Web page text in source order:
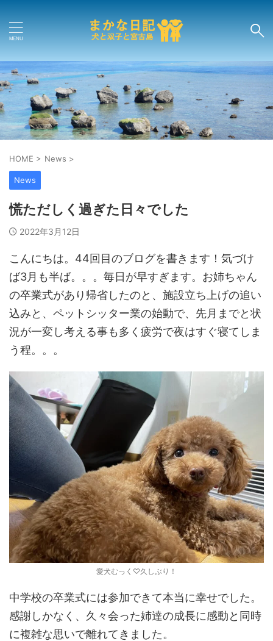
HOME > News >
News
慌ただしく過ぎた日々でした
2022年3月12日
こんにちは。44回目のブログを書きます！気づけ
ば3月も半ば。。。毎日が早すぎます。お姉ちゃん
の卒業式があり帰省したのと、施設立ち上げの追い
込みと、ペットシッター業の始動で、先月までと状
況が一変し考える事も多く疲労で夜はすぐ寝てしま
う程。。。
愛犬むっく♡久しぶり！
中学校の卒業式には参加できて本当に幸せでした。
感謝しかなく、久々会った姉達の成長に感動と同時
に複雑な思いで離れてきました。